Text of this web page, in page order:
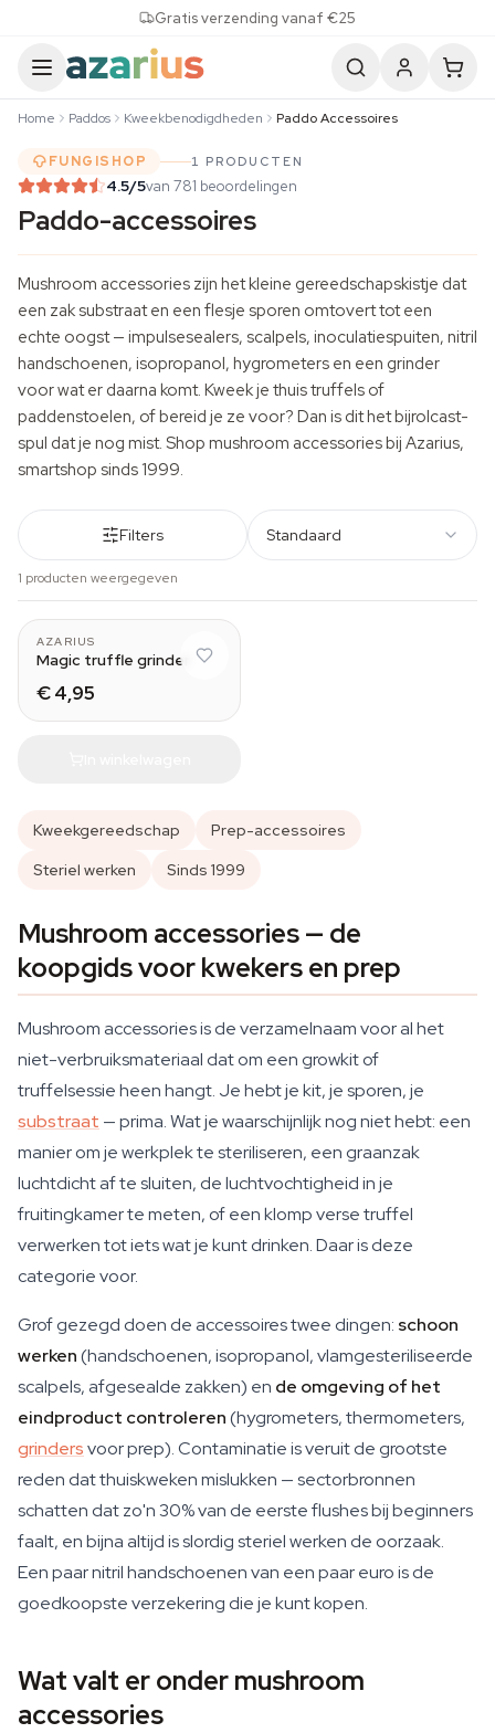
Gratis verzending vanaf €25
Home Paddos Kweekbenodigdheden Paddo Accessoires
FUNGISHOP 1 PRODUCTEN
4.5/5van 781 beoordelingen
Paddo-accessoires
Mushroom accessories zijn het kleine gereedschapskistje dat
een zak substraat en een flesje sporen omtovert tot een
echte oogst — impulsesealers, scalpels, inoculatiespuiten, nitril
handschoenen, isopropanol, hygrometers en een grinder
voor wat er daarna komt. Kweek je thuis truffels of
paddenstoelen, of bereid je ze voor? Dan is dit het bijrolcast-
spul dat je nog mist. Shop mushroom accessories bij Azarius,
smartshop sinds 1999.
Filters Standaard
1 producten weergegeven
AZARIUS
Magic truffle grinder
€ 4,95
Kweekgereedschap
Prep-accessoires
Steriel werken
Sinds 1999
Mushroom accessories — de
koopgids voor kwekers en prep
Mushroom accessories is de verzamelnaam voor al het
niet-verbruiksmateriaal dat om een growkit of
truffelsessie heen hangt. Je hebt je kit, je sporen, je
substraat — prima. Wat je waarschijnlijk nog niet hebt: een
manier om je werkplek te steriliseren, een graanzak
luchtdicht af te sluiten, de luchtvochtigheid in je
fruitingkamer te meten, of een klomp verse truffel
verwerken tot iets wat je kunt drinken. Daar is deze
categorie voor.
Grof gezegd doen de accessoires twee dingen: schoon
werken(handschoenen, isopropanol, vlamgesteriliseerde
scalpels, afgesealde zakken) en de omgeving of het
eindproduct controleren(hygrometers, thermometers,
grindersvoor prep). Contaminatie is veruit de grootste
reden dat thuiskweken mislukken — sectorbronnen
schatten dat zo'n 30% van de eerste flushes bij beginners
faalt, en bijna altijd is slordig steriel werken de oorzaak.
Een paar nitril handschoenen van een paar euro is de
goedkoopste verzekering die je kunt kopen.
Wat valt er onder mushroom
accessories